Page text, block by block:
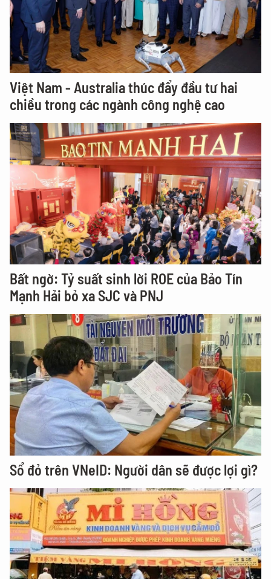
Việt Nam - Australia thúc đẩy đầu tư hai
chiều trong các ngành công nghệ cao
Bất ngờ: Tỷ suất sinh lời ROE của Bảo Tín
Mạnh Hải bỏ xa SJC và PNJ
Sổ đỏ trên VNeID: Người dân sẽ được lợi gì?